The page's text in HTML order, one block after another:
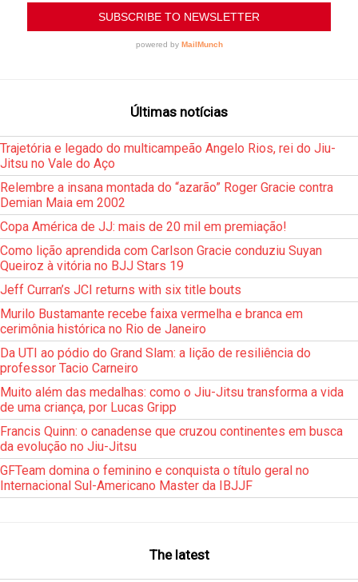
Últimas notícias
Trajetória e legado do multicampeão Angelo Rios, rei do Jiu-
Jitsu no Vale do Aço
Relembre a insana montada do “azarão” Roger Gracie contra
Demian Maia em 2002
Copa América de JJ: mais de 20 mil em premiação!
Como lição aprendida com Carlson Gracie conduziu Suyan
Queiroz à vitória no BJJ Stars 19
Jeff Curran’s JCI returns with six title bouts
Murilo Bustamante recebe faixa vermelha e branca em
cerimônia histórica no Rio de Janeiro
Da UTI ao pódio do Grand Slam: a lição de resiliência do
professor Tacio Carneiro
Muito além das medalhas: como o Jiu-Jitsu transforma a vida
de uma criança, por Lucas Gripp
Francis Quinn: o canadense que cruzou continentes em busca
da evolução no Jiu-Jitsu
GFTeam domina o feminino e conquista o título geral no
Internacional Sul-Americano Master da IBJJF
The latest